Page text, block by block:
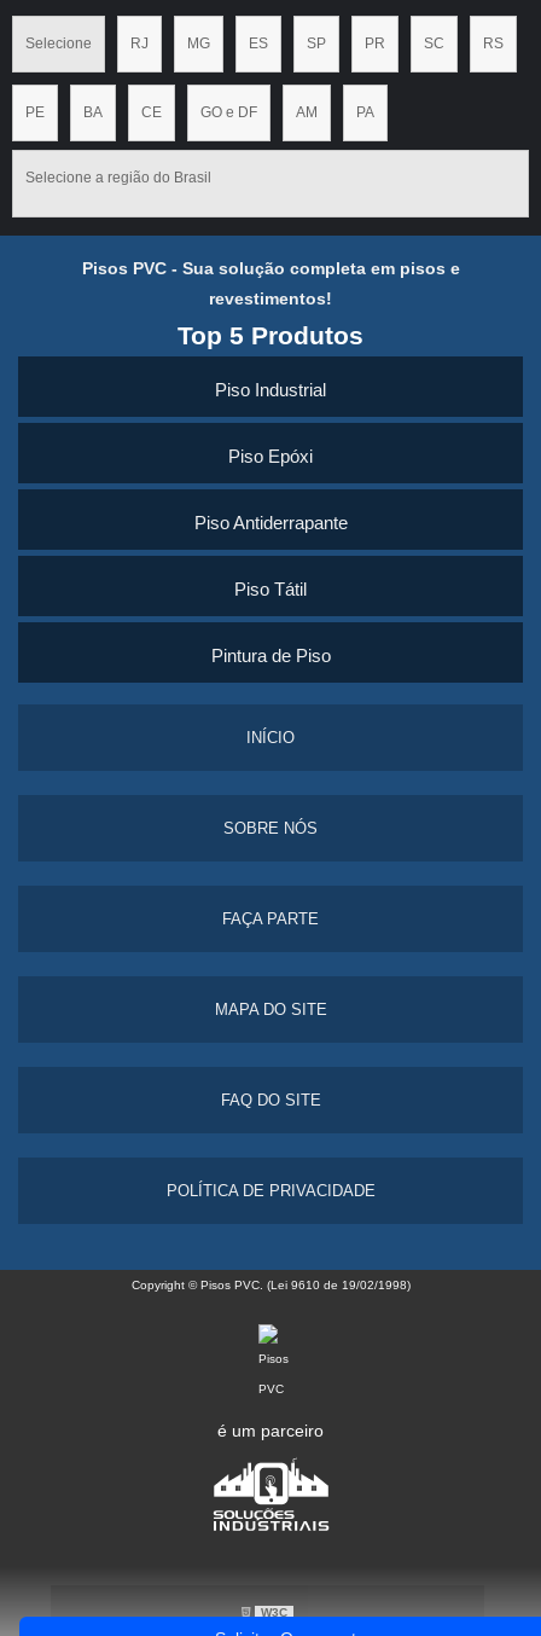
Selecione RJ MG ES SP PR SC RS
PE BA CE GO e DF AM PA
Selecione a região do Brasil
Pisos PVC - Sua solução completa em pisos e
revestimentos!
Top 5 Produtos
Piso Industrial
Piso Epóxi
Piso Antiderrapante
Piso Tátil
Pintura de Piso
INÍCIO
SOBRE NÓS
FAÇA PARTE
MAPA DO SITE
FAQ DO SITE
POLÍTICA DE PRIVACIDADE
Copyright © Pisos PVC. (Lei 9610 de 19/02/1998)
é um parceiro
W3C